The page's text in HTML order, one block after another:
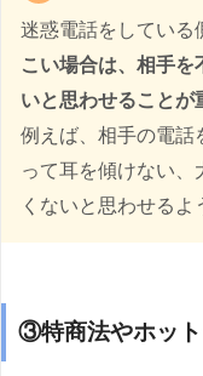
迷惑電話をしている
こい場合は、相手
いと思わせることが
例えば、相手の電話
って耳を傾けない、
くないと思わせるよ
③特商法やホット